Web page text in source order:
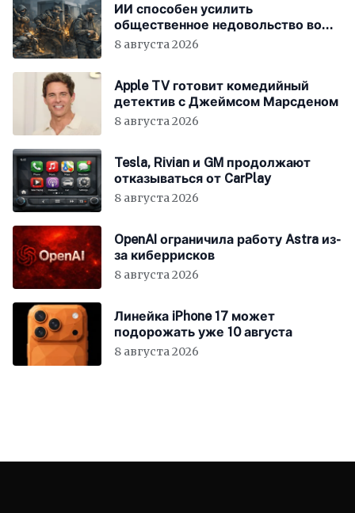
ИИ способен усилить
общественное недовольство во
всём мире
8 августа 2026
Apple TV готовит комедийный
детектив с Джеймсом Марсденом
8 августа 2026
Tesla, Rivian и GM продолжают
отказываться от CarPlay
8 августа 2026
OpenAI ограничила работу Astra из-
за киберрисков
8 августа 2026
Линейка iPhone 17 может
подорожать уже 10 августа
8 августа 2026